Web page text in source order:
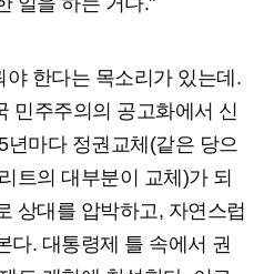
한다는 목소리가 있는데.
민주주의의 공고화에서 신
년마다 정권교체(같은 당으
트의 대부분이 교체)가 되
상대를 압박하고, 자연스럽
다. 대통령제 틀 속에서 권